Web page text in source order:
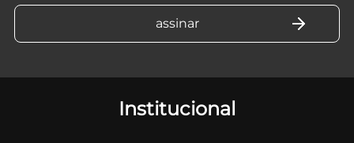
Institucional